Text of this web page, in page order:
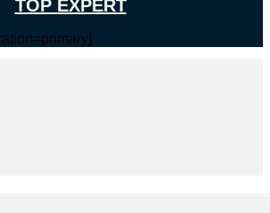
TOP EXPERT